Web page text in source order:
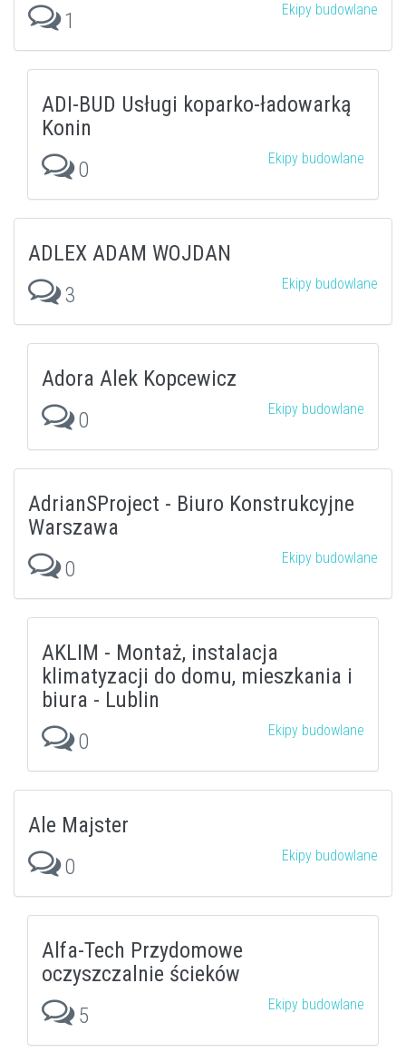
1
Ekipy budowlane
ADI-BUD Usługi koparko-ładowarką
Konin
0
Ekipy budowlane
ADLEX ADAM WOJDAN
3
Ekipy budowlane
Adora Alek Kopcewicz
0
Ekipy budowlane
AdrianSProject - Biuro Konstrukcyjne
Warszawa
0
Ekipy budowlane
AKLIM - Montaż, instalacja
klimatyzacji do domu, mieszkania i
biura - Lublin
0
Ekipy budowlane
Ale Majster
0
Ekipy budowlane
Alfa-Tech Przydomowe
oczyszczalnie ścieków
5
Ekipy budowlane